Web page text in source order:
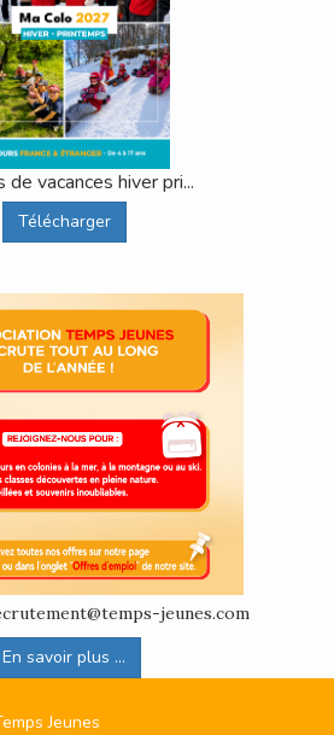
de vacances hiver pri...
Télécharger
jeunes.com
En savoir plus ...
Jeunes